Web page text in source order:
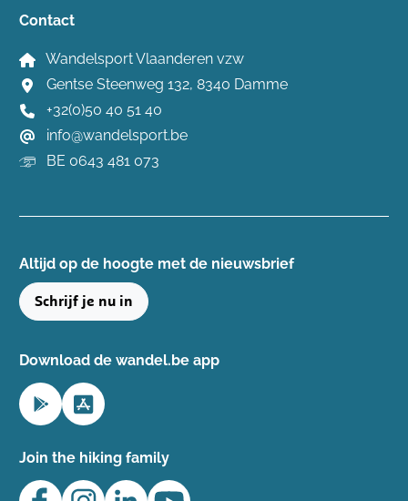
Contact
Wandelsport Vlaanderen vzw
Gentse Steenweg 132, 8340 Damme
+32(0)50 40 51 40
info@wandelsport.be
BE 0643 481 073
Altijd op de hoogte ​met de nieuwsbrief
Schrijf je nu in
Download de wandel.be app
Join the hiking family